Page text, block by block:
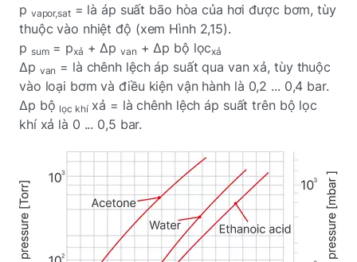
p vapor,sat= là áp suất bão hòa của hơi được bơm, tùy
thuộc vào nhiệt độ (xem Hình 2,15).
p sum= pxả + Δpvan + Δp bộ lọcxả
Δp van = là chênh lệch áp suất qua van xả, tùy thuộc
vào loại bơm và điều kiện vận hành là 0,2 ... 0,4 bar.
Δp bộ lọc khíxả = là chênh lệch áp suất trên bộ lọc
khí xả là 0 ... 0,5 bar.